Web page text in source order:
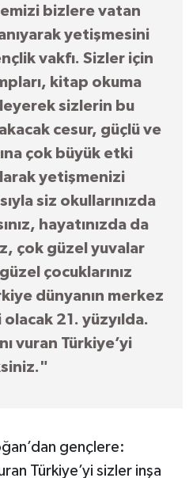
bizlere vatan
yetişmesini
vakfı. Sizler için
kitap okuma
sizlerin bu
cesur, güçlü ve
çok büyük etki
yetişmenizi
siz okullarınızda
hayatınızda da
çok güzel yuvalar
çocuklarınız
dünyanın merkez
21. yüzyılda.
vuran Türkiye’yi